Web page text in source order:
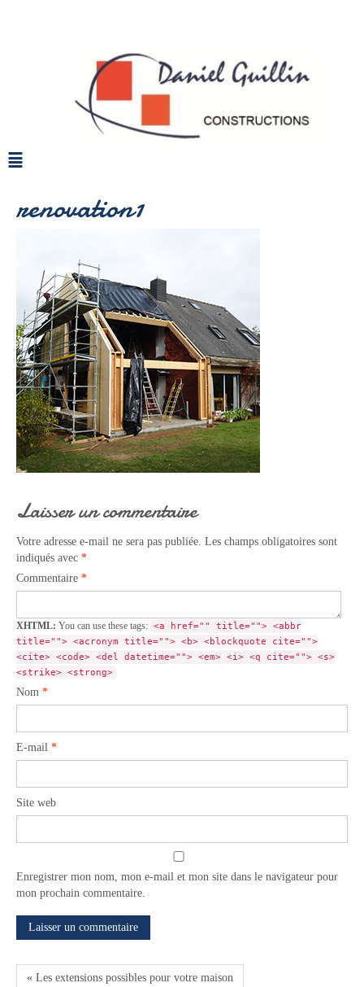
renovation1
Laisser un commentaire
Votre adresse e-mail ne sera pas publiée. Les champs obligatoires sont
indiqués avec *
Commentaire *
XHTML: You can use these tags: <a href="" title=""> <abbr
title=""> <acronym title=""> <b> <blockquote cite="">
<cite> <code> <del datetime=""> <em> <i> <q cite=""> <s>
<strike> <strong>
Nom *
E-mail *
Site web
Enregistrer mon nom, mon e-mail et mon site dans le navigateur pour
mon prochain commentaire.
« Les extensions possibles pour votre maison